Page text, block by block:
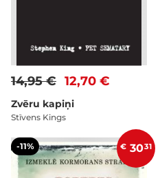
12,70 €
14,95 €
Zvēru kapiņi
Stīvens Kings
-11% € 3031